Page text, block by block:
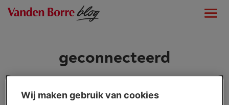
geconnecteerd
Wij maken gebruik van cookies